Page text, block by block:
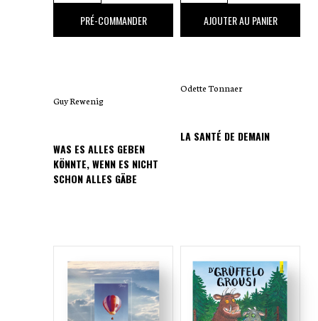
volontairement dépouillé de surplus
d’informations, le récit invite le lecteur à
tension.
,00 €
PRÉ-COMMANDER
Guy Rewenig
WAS ES ALLES GEBEN
KÖNNTE, WENN ES NICHT
SCHON ALLES GÄBE
,00 €
AJOUTER AU PANIER
Odette Tonnaer
LA SANTÉ DE DEMAIN